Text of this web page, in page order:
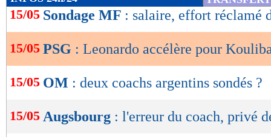
de
OK
15/05 Sondage MF : salaire, effort réclamé
15/05 PSG : Leonardo accélère pour
15/05 OM : deux coachs argentins sondés ?
15/05 Augsbourg : l'erreur du coach, privé